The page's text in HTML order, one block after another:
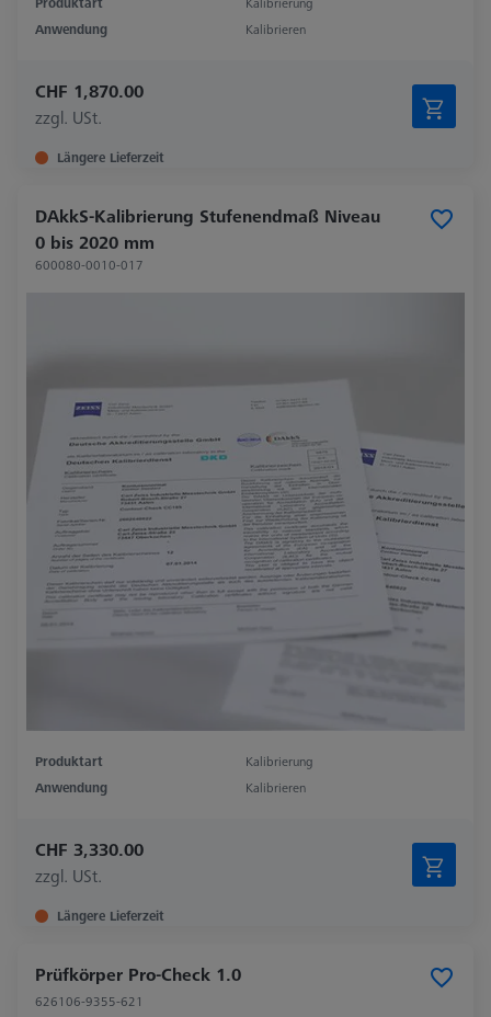
Anwendung
Kalibrieren
CHF 1,870.00
zzgl. USt.
Längere Lieferzeit
DAkkS-Kalibrierung Stufenendmaß Niveau
0 bis 2020 mm
600080-0010-017
Produktart
Kalibrierung
Anwendung
Kalibrieren
CHF 3,330.00
zzgl. USt.
Längere Lieferzeit
Prüfkörper Pro-Check 1.0
626106-9355-621